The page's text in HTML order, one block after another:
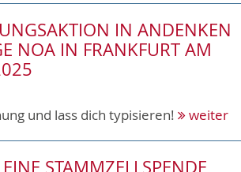
IN ANDENKEN A
IN FRANKFURT AM M
und lass dich typisieren!
weiter
STAMMZELLSPENDE